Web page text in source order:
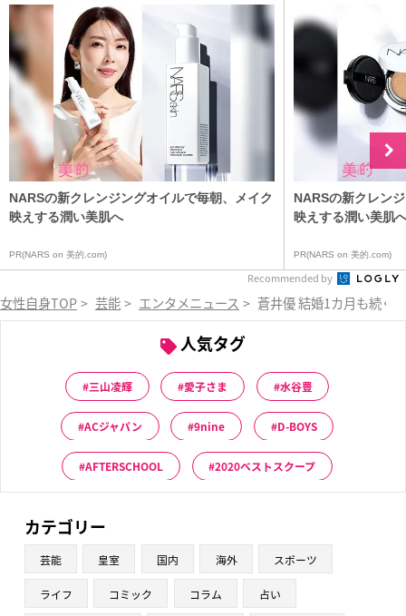
NARSの新クレンジングオイルで毎朝、メイク
映えする潤い美肌へ
PR(NARS on 美的.com)
NARSの新クレン
映えする潤い美肌
PR(NARS on 美的.com)
Recommended by
女性自身TOP > 芸能 > エンタメニュース > 蒼井優 結婚1カ月も続く
人気タグ
三山凌輝 愛子さま 水谷豊
ACジャパン 9nine D-BOYS
AFTERSCHOOL 2020ベストスクープ
カテゴリー
芸能 皇室 国内 海外 スポーツ
ライフ コミック コラム 占い